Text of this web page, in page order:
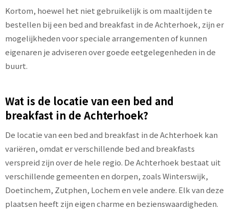
Kortom, hoewel het niet gebruikelijk is om maaltijden te
bestellen bij een bed and breakfast in de Achterhoek, zijn er
mogelijkheden voor speciale arrangementen of kunnen
eigenaren je adviseren over goede eetgelegenheden in de
buurt.
Wat is de locatie van een bed and
breakfast in de Achterhoek?
De locatie van een bed and breakfast in de Achterhoek kan
variëren, omdat er verschillende bed and breakfasts
verspreid zijn over de hele regio. De Achterhoek bestaat uit
verschillende gemeenten en dorpen, zoals Winterswijk,
Doetinchem, Zutphen, Lochem en vele andere. Elk van deze
plaatsen heeft zijn eigen charme en bezienswaardigheden.